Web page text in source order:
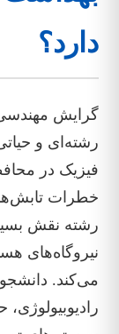
دارد؟
گرایش
رشته‌ای و
فیزیک در
خطرات
رشته نقش
نیروگاه‌های
می‌کند.